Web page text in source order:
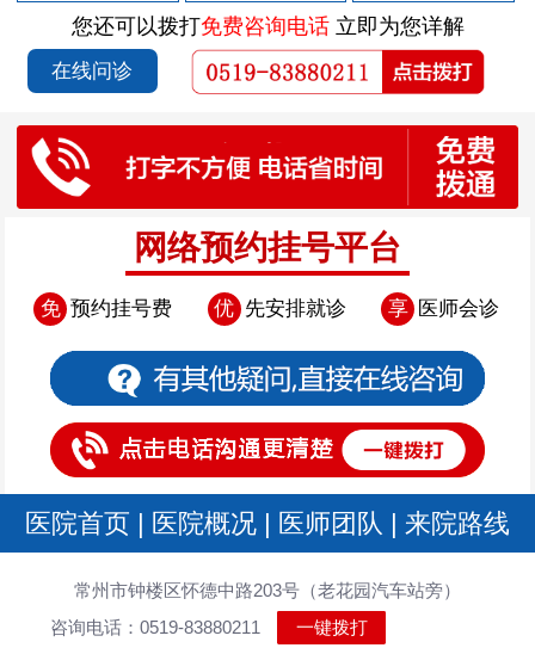
您还可以拨打免费咨询电话立即为您详解
在线问诊
网络预约挂号平台
免 预约挂号费 优 先安排就诊 享 医师会诊
医院首页 | 医院概况 | 医师团队 | 来院路线
常州市钟楼区怀德中路203号（老花园汽车站旁）
咨询电话：0519-83880211
一键拨打